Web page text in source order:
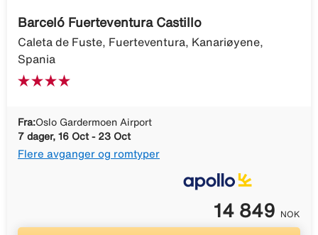
Barceló Fuerteventura Castillo
Caleta de Fuste, Fuerteventura, Kanariøyene,
Spania
Fra:Oslo Gardermoen Airport
7 dager, 16 Oct - 23 Oct
Flere avganger og romtyper
14 849 NOK